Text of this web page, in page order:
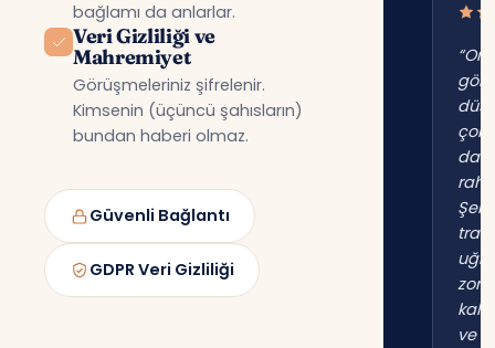
bağlamı da anlarlar.
Veri Gizliliği ve
Mahremiyet
Görüşmeleriniz şifrelenir.
Kimsenin (üçüncü şahısların)
bundan haberi olmaz.
Güvenli Bağlantı
GDPR Veri Gizliliği
çok
ve